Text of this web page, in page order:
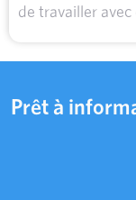
de travailler avec
Prêt à